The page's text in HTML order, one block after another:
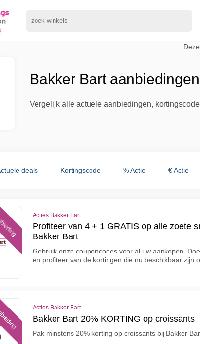
Bakker Bart
Vergelijk alle actuele aanbiedingen,
deals Kortingscode % Actie € Actie
Acties Bakker Bart
Profiteer van 4 + 1 GRATIS op alle zoete
Bakker Bart
Gebruik onze couponcodes voor al uw aankopen.
en profiteer van de kortingen die nu beschikbaar zijn
Acties Bakker Bart
Bakker Bart 20% KORTING op croissants
Pak minstens 20% korting op croissants bij Bakker